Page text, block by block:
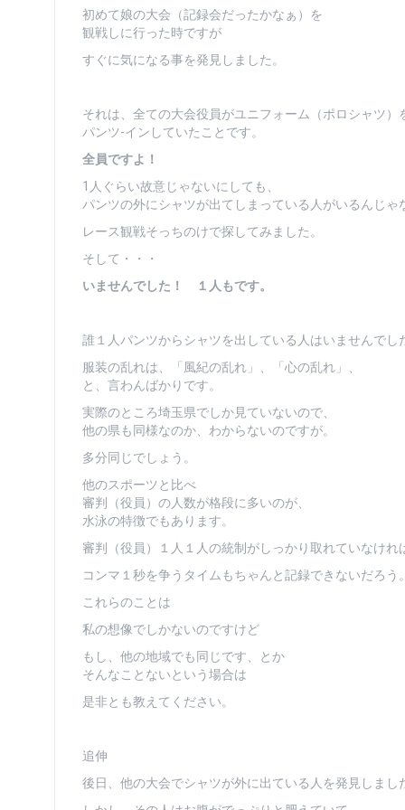
初めて娘の大会（記録会だったかなぁ）を
観戦しに行った時ですが
すぐに気になる事を発見しました。
それは、全ての大会役員がユニフォーム（ポロシャツ）
パンツ-インしていたことです。
全員ですよ！
1人ぐらい故意じゃないにしても、
パンツの外にシャツが出てしまっている人がいるんじゃ
レース観戦そっちのけで探してみました。
そして・・・
いませんでした！ １人もです。
誰１人パンツからシャツを出している人はいませんでし
服装の乱れは、「風紀の乱れ」、「心の乱れ」、
と、言わんばかりです。
実際のところ埼玉県でしか見ていないので、
他の県も同様なのか、わからないのですが。
多分同じでしょう。
他のスポーツと比べ
審判（役員）の人数が格段に多いのが、
水泳の特徴でもあります。
審判（役員）１人１人の統制がしっかり取れていなけれ
コンマ１秒を争うタイムもちゃんと記録できないだろう。
これらのことは
私の想像でしかないのですけど
もし、他の地域でも同じです、とか
そんなことないという場合は
是非とも教えてください。
追伸
後日、他の大会でシャツが外に出ている人を発見しまし